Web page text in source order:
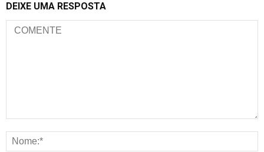
DEIXE UMA RESPOSTA